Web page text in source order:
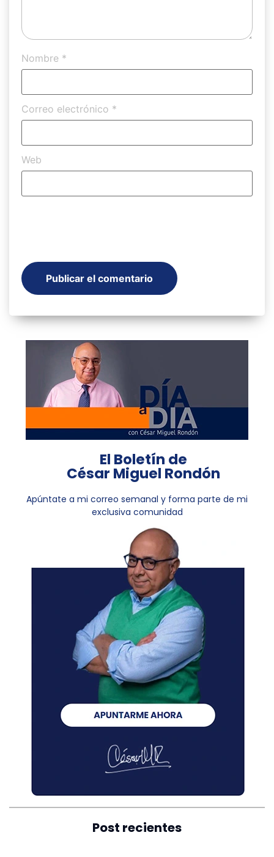
Nombre *
Correo electrónico *
Web
El Boletín de
César Miguel Rondón
Apúntate a mi correo semanal y forma parte de mi
exclusiva comunidad
Post recientes